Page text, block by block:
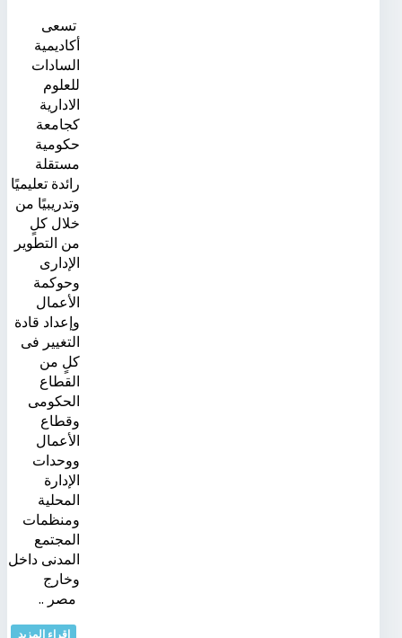
تسعى
أكاديمية
السادات
للعلوم
الادارية
كجامعة
حكومية
مستقلة
رائدة تعليميًا
وتدريبيًا من
خلال كلٍ
من التطوير
الإدارى
وحوكمة
الأعمال
وإعداد قادة
التغيير فى
كلٍ من
القطاع
الحكومى
وقطاع
الأعمال
ووحدات
الإدارة
المحلية
ومنظمات
المجتمع
المدنى داخل
وخارج
مصر ..
اقراء المزيد